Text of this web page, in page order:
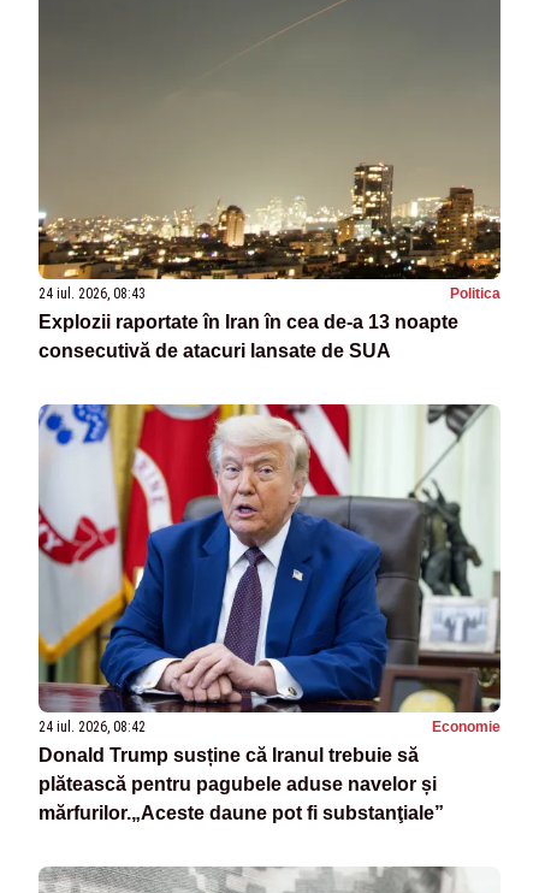
24 iul. 2026, 08:43 Politica
Explozii raportate în Iran în cea de-a 13 noapte
consecutivă de atacuri lansate de SUA
24 iul. 2026, 08:42 Economie
Donald Trump susține că Iranul trebuie să
plătească pentru pagubele aduse navelor și
mărfurilor.„Aceste daune pot fi substanţiale”